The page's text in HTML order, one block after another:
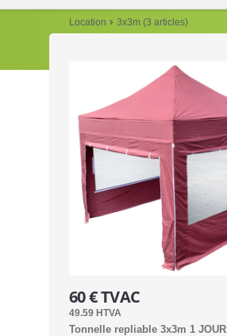
Location 3x3m (3 articles)
60 € TVAC
49.59 HTVA
Tonnelle repliable 3x3m 1 JOUR